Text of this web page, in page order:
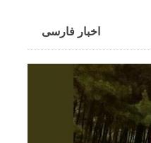
اخبار فارسی